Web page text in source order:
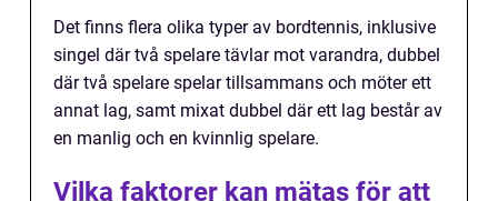
Det finns flera olika typer av bordtennis, inklusive
singel där två spelare tävlar mot varandra, dubbel
där två spelare spelar tillsammans och möter ett
annat lag, samt mixat dubbel där ett lag består av
en manlig och en kvinnlig spelare.
Vilka faktorer kan mätas för att